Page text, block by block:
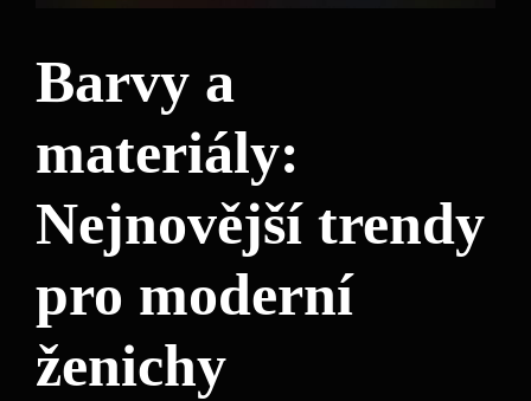
Barvy a
materiály:
Nejnovější trendy
pro moderní
ženichy